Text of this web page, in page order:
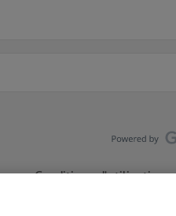
Conditions d'utilisation